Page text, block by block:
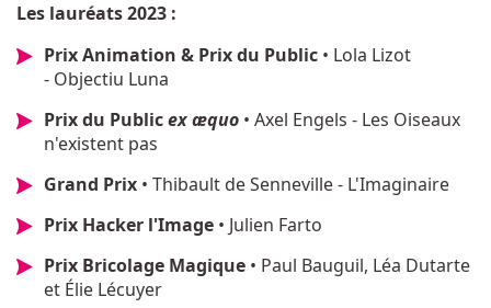
Les lauréats 2023 :
Prix Animation & Prix du Public • Lola Lizot
- Objectiu Luna
Prix du Publicex æquo • Axel Engels - Les Oiseaux
n'existent pas
Grand Prix • Thibault de Senneville - L'Imaginaire
Prix Hacker l'Image • Julien Farto
Prix Bricolage Magique • Paul Bauguil, Léa Dutarte
et Élie Lécuyer